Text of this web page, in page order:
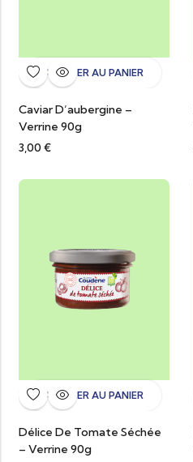
AJOUTER AU PANIER
Caviar D’aubergine –
Verrine 90g
3,00 €
AJOUTER AU PANIER
Délice De Tomate Séchée
– Verrine 90g